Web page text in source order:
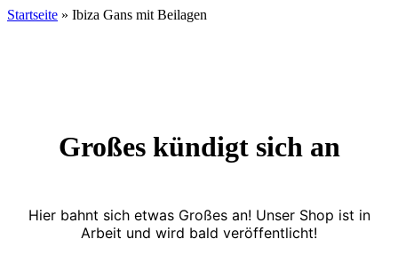
Startseite » Ibiza Gans mit Beilagen
Großes kündigt sich an
Hier bahnt sich etwas Großes an! Unser Shop ist in
Arbeit und wird bald veröffentlicht!